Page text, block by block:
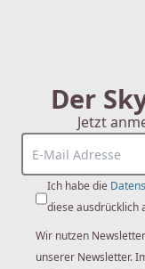
Der
Jetzt
Ich habe die
diese ausdrücklich
Wir nutzen
unserer Newsletter.